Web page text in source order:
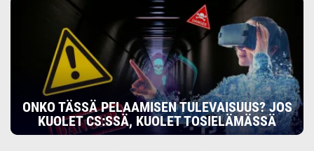
ONKO TÄSSÄ PELAAMISEN TULEVAISUUS? JOS
KUOLET CS:SSÄ, KUOLET TOSIELÄMÄSSÄ